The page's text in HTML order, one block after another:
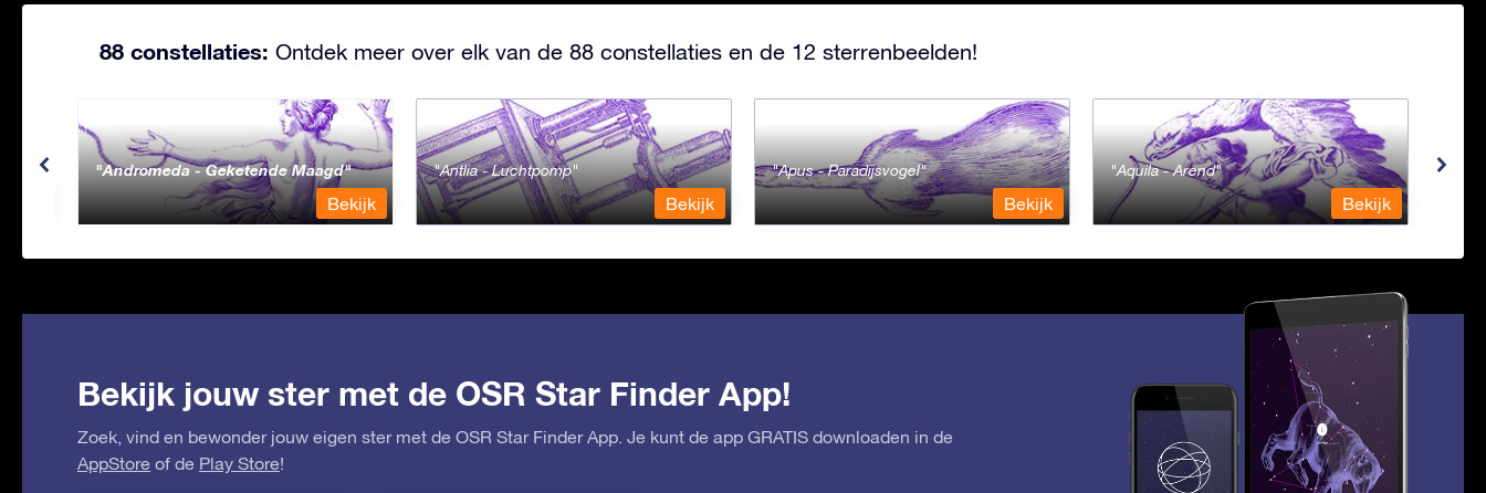
88 constellaties: Ontdek meer over elk van de 88 constellaties en de 12 sterrenbeelden!
Andromeda - Geketende Maagd
Bekijk
Antlia - Luchtpomp
Bekijk
Apus - Paradijsvogel
Bekijk
Aquila - Arend
Bekijk
Bekijk jouw ster met de OSR Star Finder App!
Zoek, vind en bewonder jouw eigen ster met de OSR Star Finder App. Je kunt de app GRATIS downloaden in de
AppStore of de Play Store!